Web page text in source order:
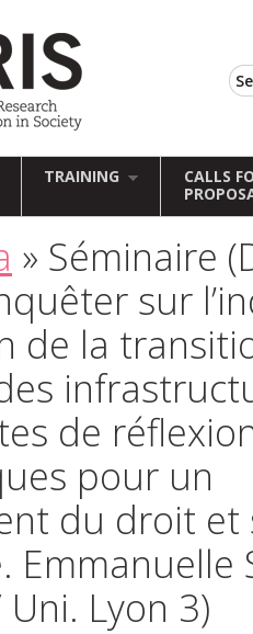
TRAINING
CALLS
» Séminaire
sur
de la
de
pour un
du droit et
Emmanuelle
Uni. Lyon 3)